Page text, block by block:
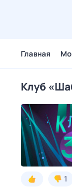
Главная
Клуб
1